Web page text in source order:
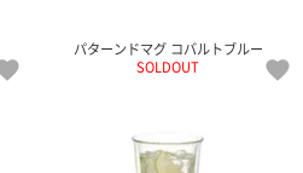
パターンドマグ コバルトブルー
SOLDOUT